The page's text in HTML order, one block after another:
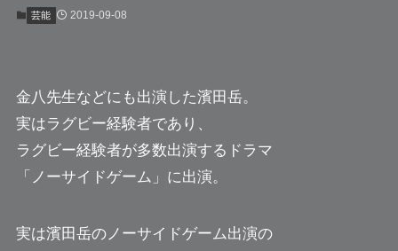
芸能 2019-09-08
金八先生などにも出演した濱田岳。
実はラグビー経験者であり、
ラグビー経験者が多数出演するドラマ
「ノーサイドゲーム」に出演。
実は濱田岳のノーサイドゲーム出演の